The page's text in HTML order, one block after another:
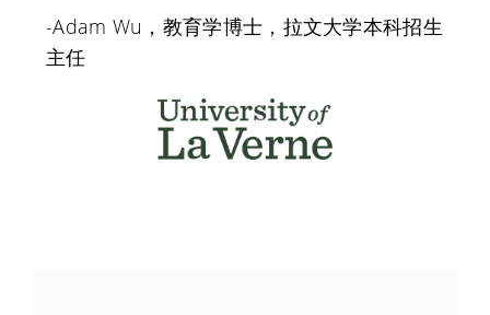
-Adam Wu，教育学博士，拉文大学本科招生
主任